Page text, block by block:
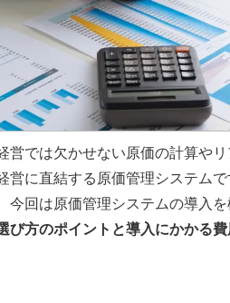
営では欠かせない原価の計算や
営に直結する原価管理システム
今回は原価管理システムの導入
び方のポイントと導入にかかる